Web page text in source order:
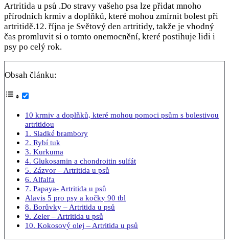
Artritida u psů .Do stravy vašeho psa lze přidat mnoho
přírodních krmiv a doplňků, které mohou zmírnit bolest při
artritidě.12. října je Světový den artritidy, takže je vhodný
čas promluvit si o tomto onemocnění, které postihuje lidi i
psy po celý rok.
Obsah článku:
10 krmiv a doplňků, které mohou pomoci psům s bolestivou
artritidou
1. Sladké brambory
2. Rybí tuk
3. Kurkuma
4. Glukosamin a chondroitin sulfát
5. Zázvor – Artritida u psů
6. Alfalfa
7. Papaya- Artritida u psů
Alavis 5 pro psy a kočky 90 tbl
8. Borůvky – Artritida u psů
9. Zeler – Artritida u psů
10. Kokosový olej – Artritida u psů